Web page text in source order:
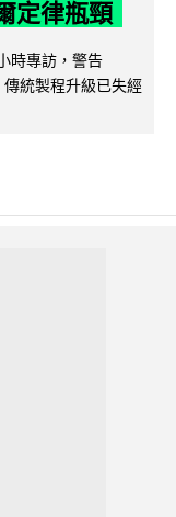
定律瓶頸
時專訪，警告
統製程升級已失經